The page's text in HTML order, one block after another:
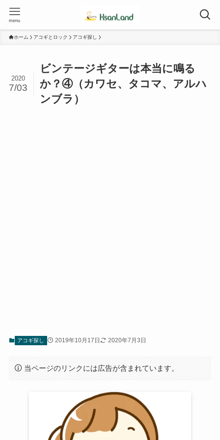
menu
ホーム アコギとロック アコギ探し
ビンテージギターは本当に鳴る
か？④（カワセ、タコマ、アルハ
ンブラ）
2020
7/03
アコギ探し 2019年10月17日 2020年7月3日
当ページのリンクには広告が含まれています。